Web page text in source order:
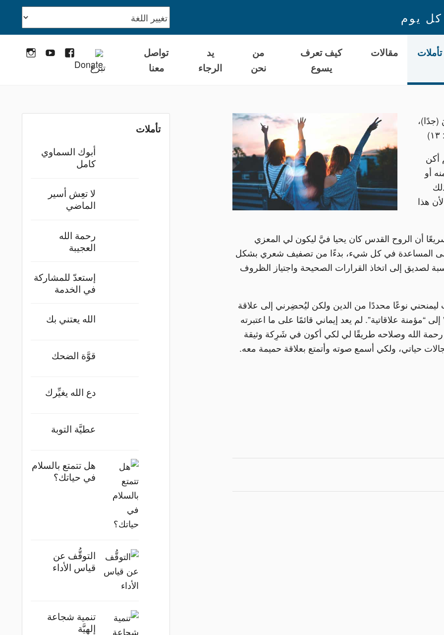
كل يوم
تأملات مقالات
كيف تعرف
يسوع
من
نحن
يد
الرجاء
تواصل
معنا
تبرع
Facebook
YouTube
(جدًا)،
أكن
أو
هذا
أن الروح القدس كان يحيا فيَّ ليكون لي المعزي
إلى المساعدة في كل شيء، بدءًا من تصفيف شعري بشكل
لصديق إلى اتخاذ القرارات الصحيحة واجتياز الظروف
نوعًا محددًا من الدين ولكن ليُحضِرني إلى علاقة
علاقاتية”. لم يعد إيماني قائمًا على ما اعتبرته
الله وصلاحه طريقًا لي لكي أكون في شَرِكة وثيقة
حياتي، ولكي أسمع صوته وأتمتع بعلاقة حميمة معه.
تأملات
أبوك السماوي
كامل
لا تعِش أسير
الماضي
رحمة الله
العجيبة
إستعدّ للمشاركة
في الخدمة
الله يعتني بك
قوَّة الضحك
دع الله يغيِّرك
عطيَّة التوبة
هل تتمتع بالسلام
في حياتك؟
التوقُّف عن
قياس الأداء
تنمية شجاعة
إلهيَّة